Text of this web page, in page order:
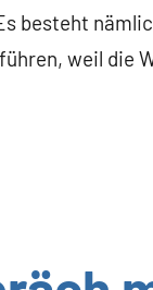
besteht
weil die